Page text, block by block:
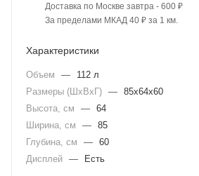
Доставка по Москве завтра - 600 ₽
За пределами МКАД 40 ₽ за 1 км.
Характеристики
Объем —
112 л
Размеры (ШхВхГ) — 85x64x60
Высота, см
— 64
Ширина, см
— 85
Глубина, см
— 60
Дисплей — Есть